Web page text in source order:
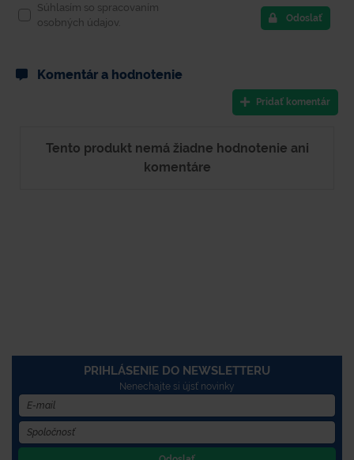
Súhlasím so spracovaním
osobných údajov.
Odoslať
Komentár a hodnotenie
Pridať komentár
Tento produkt nemá žiadne hodnotenie ani
komentáre
PRIHLÁSENIE DO NEWSLETTERU
Nenechajte si újsť novinky